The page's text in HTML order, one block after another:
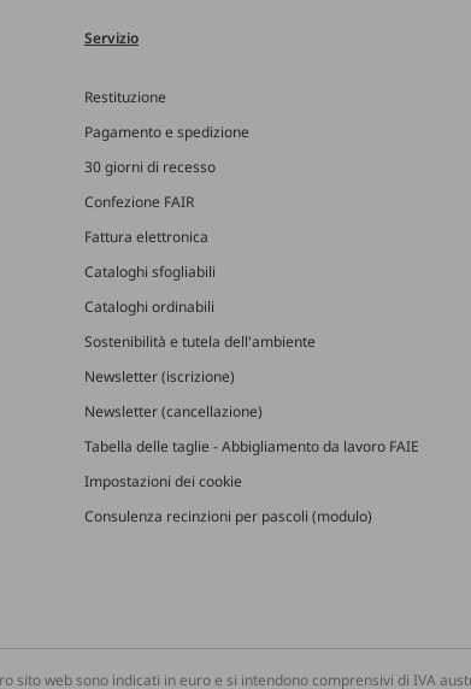
Servizio
Restituzione
Pagamento e spedizione
30 giorni di recesso
Confezione FAIR
Fattura elettronica
Cataloghi sfogliabili
Cataloghi ordinabili
Sostenibilità e tutela dell'ambiente
Newsletter (iscrizione)
Newsletter (cancellazione)
Tabella delle taglie - Abbigliamento da lavoro FAIE
Impostazioni dei cookie
Consulenza recinzioni per pascoli (modulo)
sito web sono indicati in euro e si intendono comprensivi di IVA